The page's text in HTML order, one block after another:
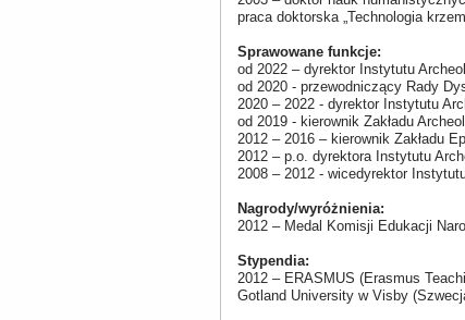
praca doktorska „Technologia
Sprawowane funkcje:
od 2022 – dyrektor Instytutu
od 2020 - przewodniczący Rady
2020 – 2022 - dyrektor Instytutu
od 2019 - kierownik Zakładu
2012 – 2016 – kierownik Zakładu
2012 – p.o. dyrektora Instytutu
2008 – 2012 - wicedyrektor
Nagrody/wyróżnienia:
2012 – Medal Komisji Edukacji
Stypendia:
2012 – ERASMUS (Erasmus
Gotland University w Visby